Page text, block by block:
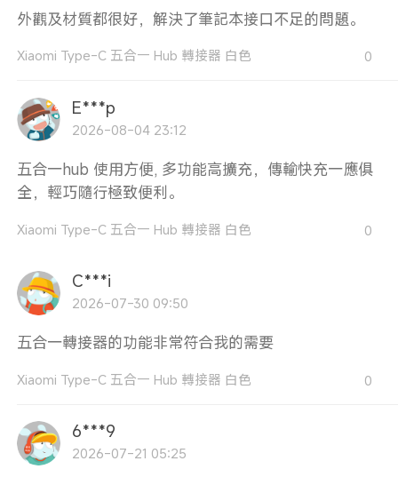
外觀及材質都很好，解決了筆記本接口不足的問題。
Xiaomi Type-C 五合一 Hub 轉接器 白色 0
E***p
2026-08-04 23:12
五合一hub 使用方便, 多功能高擴充，傳輸快充一應俱
全，輕巧隨行極致便利。
Xiaomi Type-C 五合一 Hub 轉接器 白色 0
C***i
2026-07-30 09:50
五合一轉接器的功能非常符合我的需要
Xiaomi Type-C 五合一 Hub 轉接器 白色 0
6***9
2026-07-21 05:25